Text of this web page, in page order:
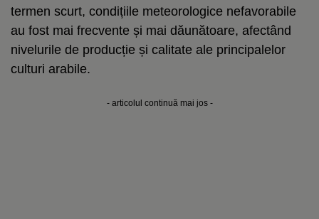
termen scurt, condițiile meteorologice nefavorabile
au fost mai frecvente și mai dăunătoare, afectând
nivelurile de producție și calitate ale principalelor
culturi arabile.
- articolul continuă mai jos -